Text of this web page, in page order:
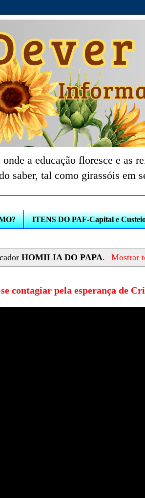
a educação floresce e as
saber, tal como girassóis em
ITENS DO PAF-Capital e
HOMILIA DO PAPA. Mostrar
contagiar pela esperança de